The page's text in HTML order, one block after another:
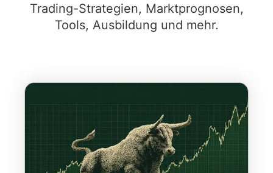
Trading-Strategien, Marktprognosen,
Tools, Ausbildung und mehr.